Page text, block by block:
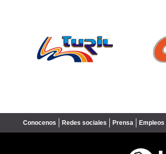
Conocenos Redes sociales Prensa Empleos